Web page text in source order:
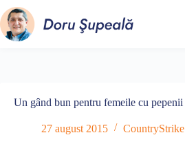
Sari
la
conținut
Un gând bun pentru femeile cu pepenii
27 august 2015 CountryStrike